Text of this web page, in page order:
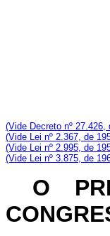
(Vide Decreto nº 27.426,
(Vide Lei nº 2.367, de
(Vide Lei nº 2.995, de
(Vide Lei nº 3.875, de
O